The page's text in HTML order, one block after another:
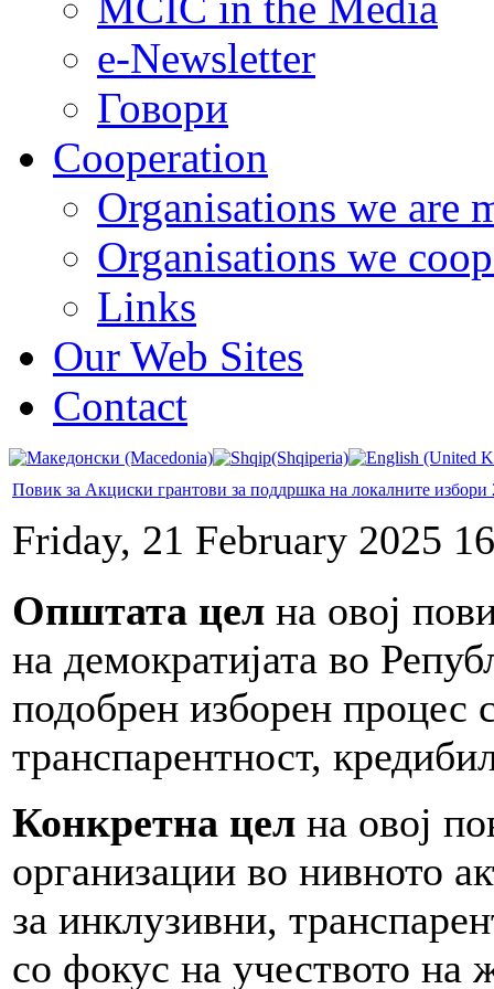
e-Newsletter
Говори
Cooperation
Organisations we are
Organisations we
Links
Our Web Sites
Contact
Повик за Акциски грантови за поддршка на локалните избори
Friday, 21 February 2025
Општата цел на овој
на демократијата во
подобрен изборен процес
транспарентност,
Конкретна цел на овој
организации во нивното
за инклузивни,
со фокус на учеството на